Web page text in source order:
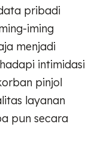
pribadi
iming
menjadi
intimidasi
pinjol
layanan
pun secara